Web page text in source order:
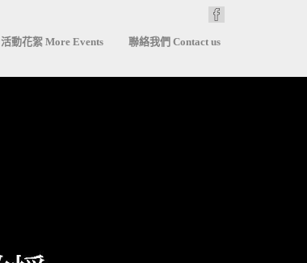
活動花絮 More Events 聯絡我們 Contact us